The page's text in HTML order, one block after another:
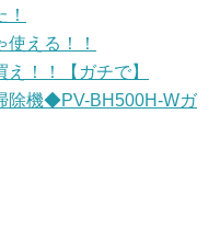
える！！
！！【ガチで】
除機◆PV-BH500H-Wガ